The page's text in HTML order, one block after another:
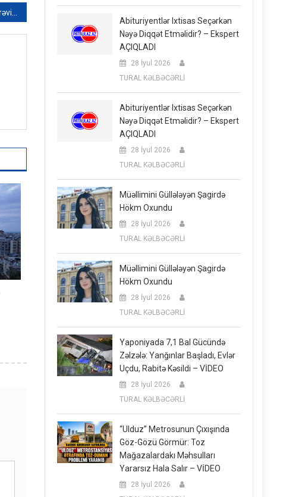
Abituriyentlər Ixtisas Seçərkən
Nəyə Diqqət Etməlidir? – Ekspert
AÇIQLADI
28 İyul 2026
TURAL KƏLBƏCƏRLİ
Abituriyentlər Ixtisas Seçərkən
Nəyə Diqqət Etməlidir? – Ekspert
AÇIQLADI
28 İyul 2026
TURAL KƏLBƏCƏRLİ
Müəllimini Güllələyən Şagirdə
Hökm Oxundu
28 İyul 2026
TURAL KƏLBƏCƏRLİ
Müəllimini Güllələyən Şagirdə
Hökm Oxundu
28 İyul 2026
TURAL KƏLBƏCƏRLİ
Yaponiyada 7,1 Bal Gücündə
Zəlzələ: Yanğınlar Başladı, Evlər
Uçdu, Rabitə Kəsildi – VİDEO
28 İyul 2026
TURAL KƏLBƏCƏRLİ
“Ulduz” Metrosunun Çıxışında
Göz-Gözü Görmür: Toz
Mağazalardakı Məhsulları
Yararsız Hala Salır – VİDEO
28 İyul 2026